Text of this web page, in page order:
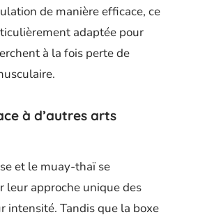
de manière efficace, ce
adaptée pour
à la fois perte de
à d’autres arts
et le muay-thaï se
leur approche unique des
intensité. Tandis que la boxe